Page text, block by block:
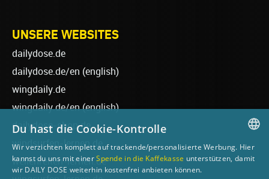
UNSERE WEBSITES
dailydose.de
dailydose.de/en (english)
wingdaily.de
wingdaily.de/en(english)
dailydose-shop.de
windsurfen-lernen.de
wellenreiten-lernen.de
GERMAN
Du hast die Cookie-Kontrolle
Wir verzichten komplett auf trackende/personalisierte Werbung. Hier
kannst du uns mit einerSpende in die Kaffekasse unterstützen, damit
wir DAILY DOSE weiterhin kostenfrei anbieten können.